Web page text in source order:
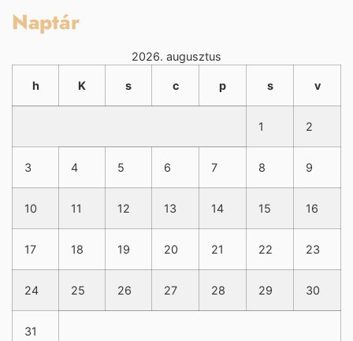
Naptár
2026. augusztus
h K s c p s v
1 2
3 4 5 6 7 8 9
10 11 12 13 14 15 16
17 18 19 20 21 22 23
24 25 26 27 28 29 30
31